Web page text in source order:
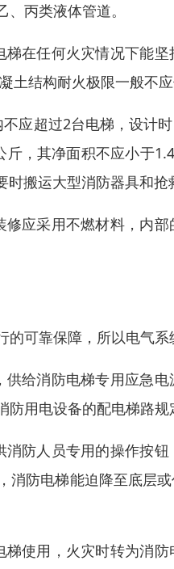
丙类液体管道。
在任何火灾情况下能
土结构耐火极限一般不应
应超过2台电梯，设计
，其净面积不应小于
搬运大型消防器具和抢
应采用不燃材料，内
可靠保障，所以电气系
给消防电梯专用应急
用电设备的配电梯路规
防人员专用的操作按
消防电梯能迫降至底层
使用，火灾时转为消